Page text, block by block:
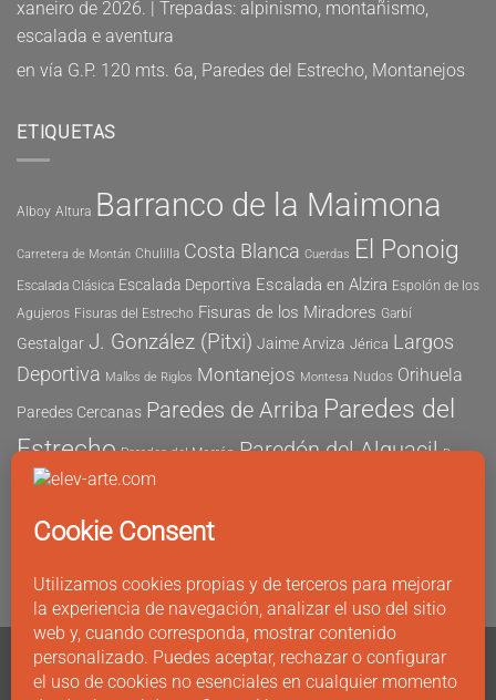
xaneiro de 2026. | Trepadas: alpinismo, montañismo,
escalada e aventura
en vía G.P. 120 mts. 6a, Paredes del Estrecho, Montanejos
ETIQUETAS
Alboy Altura Barranco de la Maimona
Carretera de Montán Chulilla Costa Blanca Cuerdas El Ponoig
Escalada Clásica Escalada Deportiva Escalada en Alzira Espolón de los
Agujeros Fisuras del Estrecho Fisuras de los Miradores Garbí
Gestalgar J. González (Pitxi) Jaime Arviza Jérica Largos
Deportiva Mallos de Riglos Montanejos Montesa Nudos Orihuela
Paredes Cercanas Paredes de Arriba Paredes del
Estrecho Paredes del Morrón Paredón del Alguacil Pau
Vicent Peña María Peñón de Ifach
Este Sector Sur Sector Tubo Seguridad
Fuertes Álvaro Vernich